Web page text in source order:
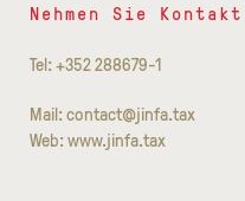
Nehmen Sie
Tel: +352 288679-1
Mail: contact@jinfa.tax
Web: www.jinfa.tax